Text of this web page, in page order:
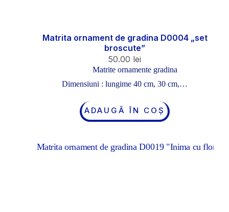
Matrita ornament de gradina D0004 „set
broscute”
50.00 lei
Matrite ornamente gradina
Dimensiuni : lungime 40 cm, 30 cm,…
ADAUGĂ ÎN COȘ